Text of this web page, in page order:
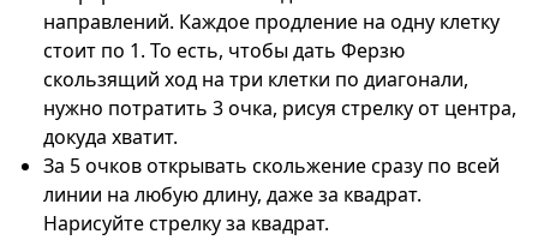
направлений. Каждое продление на одну клетку
стоит по 1. То есть, чтобы дать Ферзю
скользящий ход на три клетки по диагонали,
нужно потратить 3 очка, рисуя стрелку от центра,
докуда хватит.
За 5 очков открывать скольжение сразу по всей
линии на любую длину, даже за квадрат.
Нарисуйте стрелку за квадрат.